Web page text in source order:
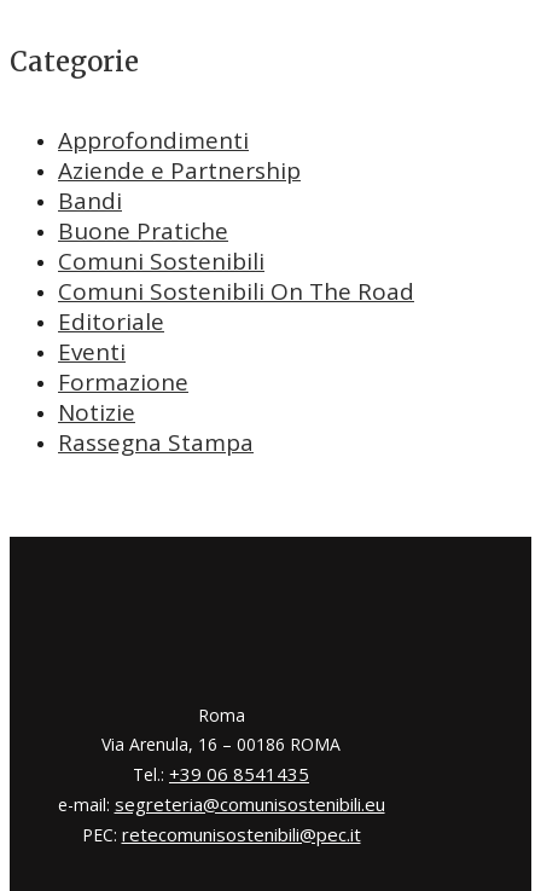
Categorie
Approfondimenti
Aziende e Partnership
Bandi
Buone Pratiche
Comuni Sostenibili
Comuni Sostenibili On The Road
Editoriale
Eventi
Formazione
Notizie
Rassegna Stampa
​​Roma
Via Arenula, 16 – 00186 ROMA
Tel.: +39 06 8541435
e-mail: segreteria@comunisostenibili.eu
PEC: retecomunisostenibili@pec.it